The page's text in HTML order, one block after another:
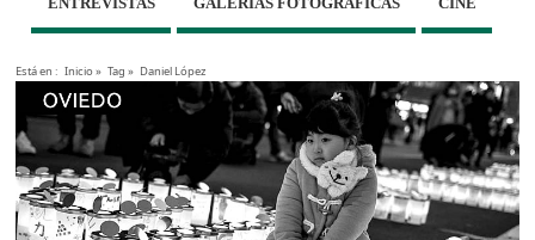
Está en : Inicio» Tag » Daniel López